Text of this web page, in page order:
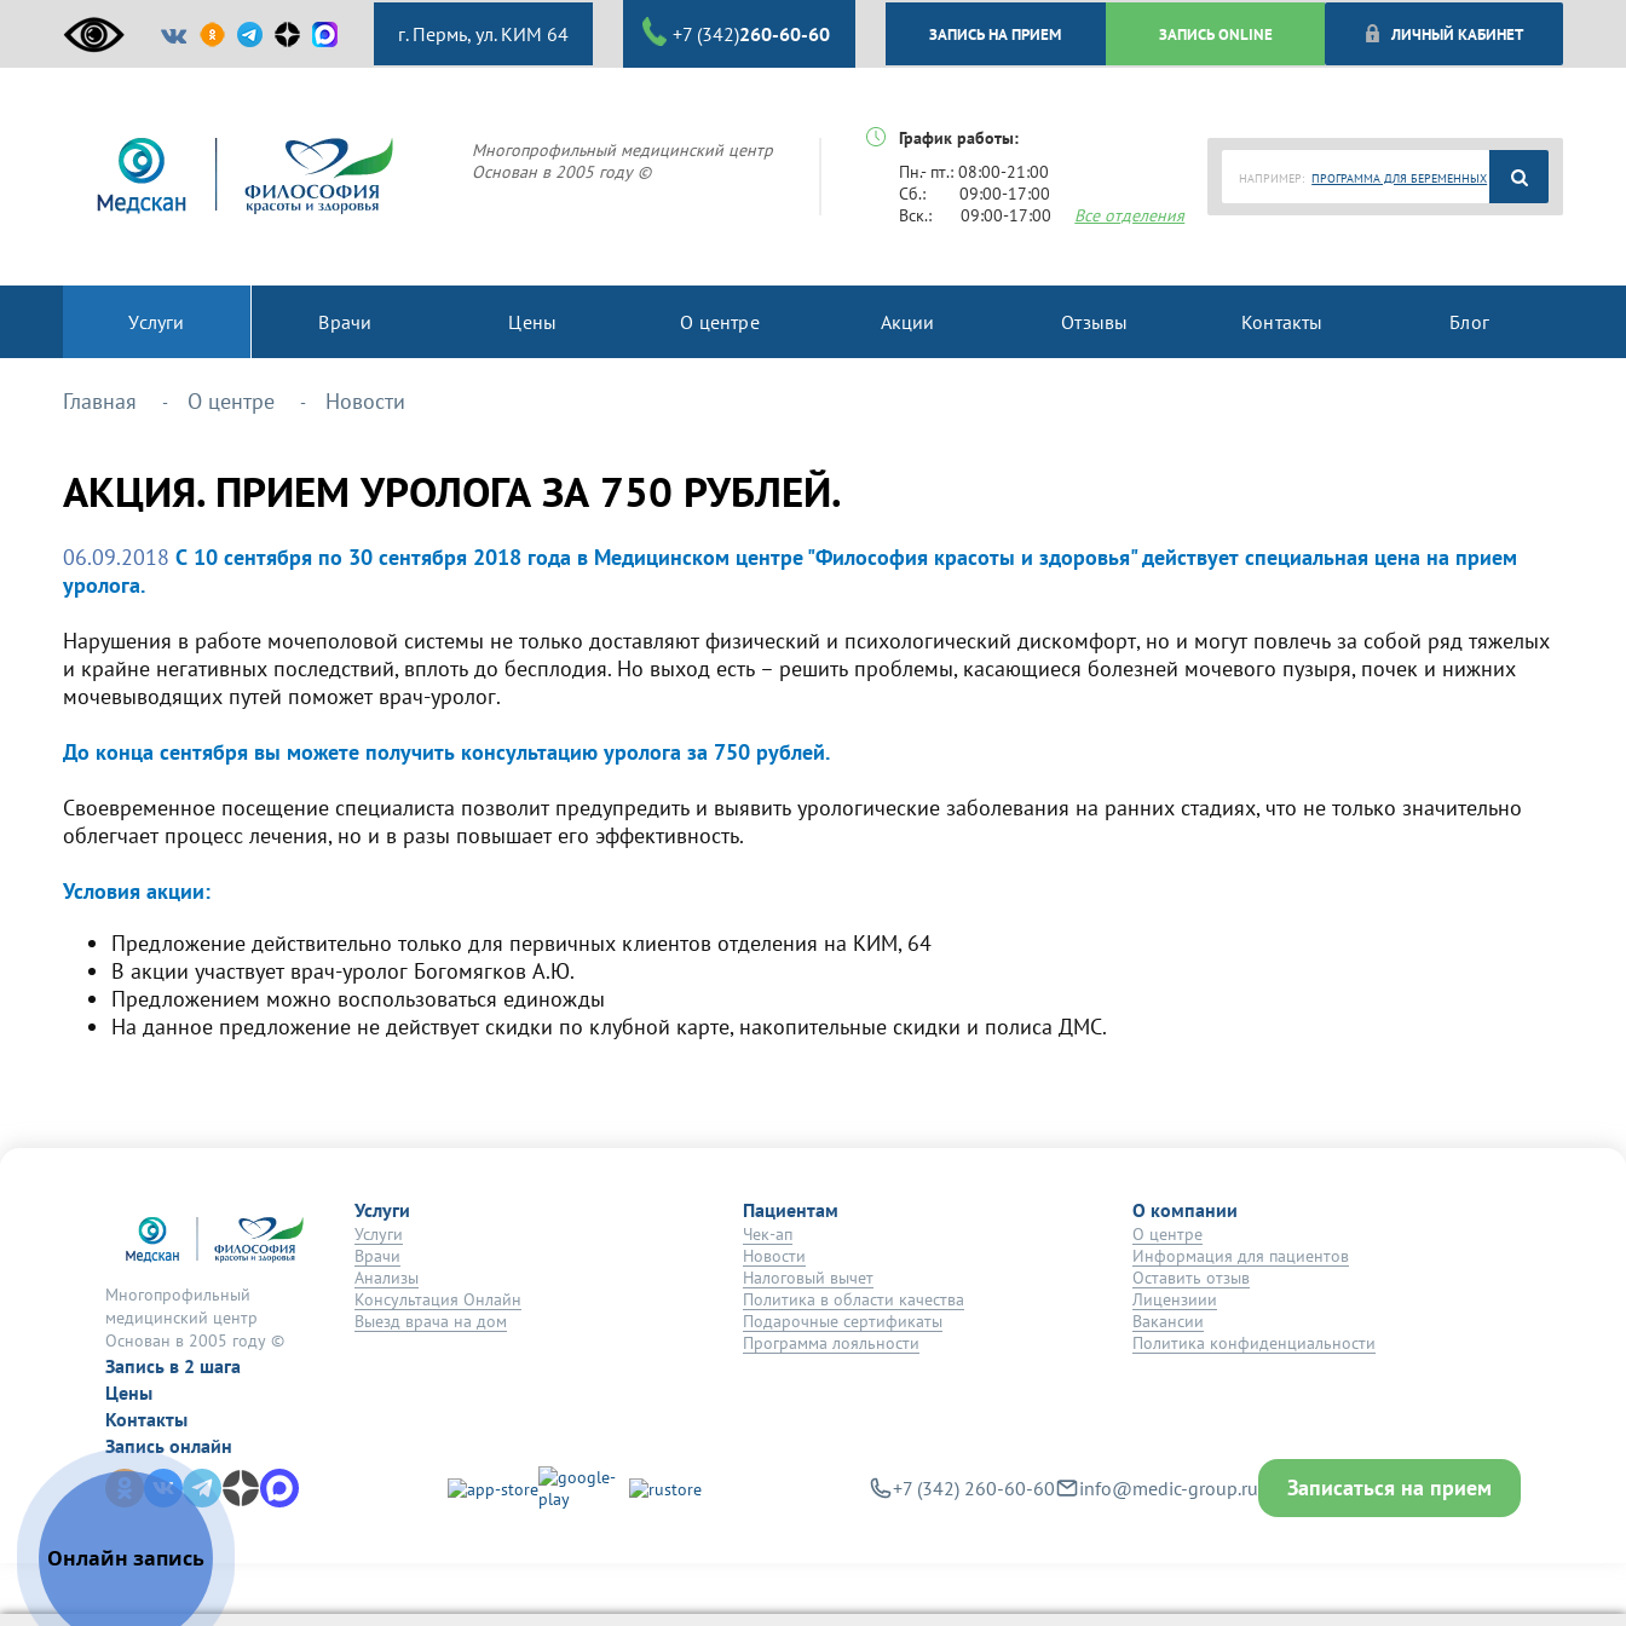
г. Пермь, ул. КИМ 64 +7 (342)260-60-60 ЗАПИСЬ НА ПРИЕМ ЗАПИСЬ ONLINE ЛИЧНЫЙ КАБИНЕТ
Многопрофильный медицинский центр
Основан в 2005 году ©
График работы:
Пн.- пт.: 08:00-21:00
Сб.: 09:00-17:00
Вск.: 09:00-17:00
Все отделения
НАПРИМЕР: ПРОГРАММА ДЛЯ БЕРЕМЕННЫХ
Услуги Врачи Цены О центре Акции Отзывы Контакты Блог
Главная О центре Новости
АКЦИЯ. ПРИЕМ УРОЛОГА ЗА 750 РУБЛЕЙ.
06.09.2018 С 10 сентября по 30 сентября 2018 года в Медицинском центре "Философия красоты и здоровья" действует специальная цена на прием
уролога.
Нарушения в работе мочеполовой системы не только доставляют физический и психологический дискомфорт, но и могут повлечь за собой ряд тяжелых
и крайне негативных последствий, вплоть до бесплодия. Но выход есть – решить проблемы, касающиеся болезней мочевого пузыря, почек и нижних
мочевыводящих путей поможет врач-уролог.
До конца сентября вы можете получить консультацию уролога за 750 рублей.
Своевременное посещение специалиста позволит предупредить и выявить урологические заболевания на ранних стадиях, что не только значительно
облегчает процесс лечения, но и в разы повышает его эффективность.
Условия акции:
Предложение действительно только для первичных клиентов отделения на КИМ, 64
В акции участвует врач-уролог Богомягков А.Ю.
Предложением можно воспользоваться единожды
На данное предложение не действует скидки по клубной карте, накопительные скидки и полиса ДМС.
Многопрофильный
медицинский центр
Основан в 2005 году ©
Запись в 2 шага
Цены
Контакты
Запись онлайн
Услуги
Услуги
Врачи
Анализы
Консультация Онлайн
Выезд врача на дом
Пациентам
Чек-ап
Новости
Налоговый вычет
Политика в области качества
Подарочные сертификаты
Программа лояльности
О компании
О центре
Информация для пациентов
Оставить отзыв
Лицензиии
Вакансии
Политика конфиденциальности
+7 (342) 260-60-60 info@medic-group.ru Записаться на прием